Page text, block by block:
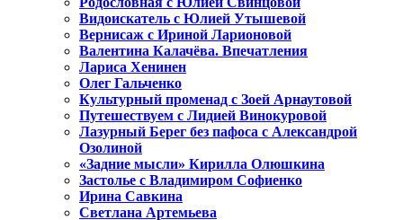
Видоискатель с Юлией Утышевой
Вернисаж с Ириной Ларионовой
Валентина Калачёва. Впечатления
Лариса Хенинен
Олег Гальченко
Культурный променад с Зоей Арнаутовой
Путешествуем с Лидией Винокуровой
Лазурный Берег без пафоса с Александрой
Озолиной
«Задние мысли» Кирилла Олюшкина
Застолье с Владимиром Софиенко
Ирина Савкина
Светлана Артемьева